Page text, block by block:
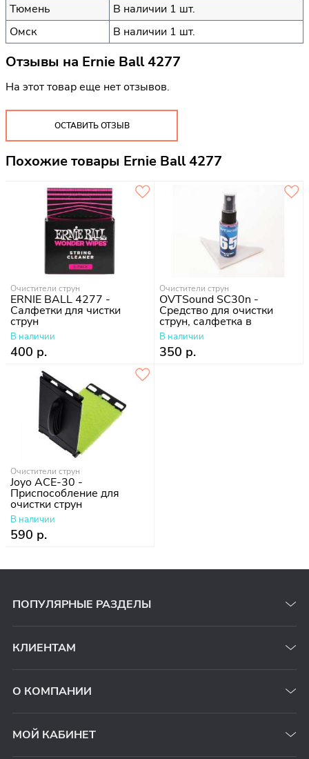
Тюмень
В наличии 1 шт.
Омск
В наличии 1 шт.
Отзывы на Ernie Ball 4277
На этот товар еще нет отзывов.
ОСТАВИТЬ ОТЗЫВ
Похожие товары Ernie Ball 4277
Очистители струн
ERNIE BALL 4277 -
Салфетки для чистки
струн
В наличии
400 р.
Очистители струн
OVTSound SC30n -
Средство для очистки
струн, салфетка в
комплекте
В наличии
350 р.
Очистители струн
Joyo ACE-30 -
Приспособление для
очистки струн
В наличии
590 р.
ПОПУЛЯРНЫЕ РАЗДЕЛЫ
КЛИЕНТАМ
О КОМПАНИИ
МОЙ КАБИНЕТ